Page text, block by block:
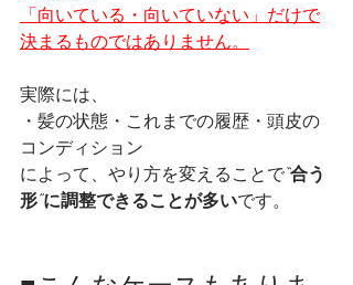
「向いている・向いていない」だけで
決まるものではありません。
実際には、
・髪の状態・これまでの履歴・頭皮の
コンディション
によって、やり方を変えることで“合う
形”に調整できることが多いです。